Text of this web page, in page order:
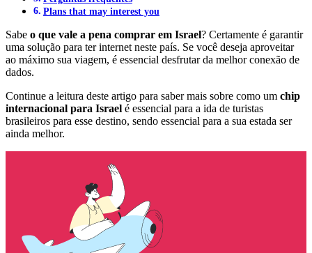
Plans that may interest you
Sabe o que vale a pena comprar em Israel? Certamente é garantir
uma solução para ter internet neste país. Se você deseja aproveitar
ao máximo sua viagem, é essencial desfrutar da melhor conexão de
dados.
Continue a leitura deste artigo para saber mais sobre como um chip
internacional para Israel é essencial para a ida de turistas
brasileiros para esse destino, sendo essencial para a sua estada ser
ainda melhor.